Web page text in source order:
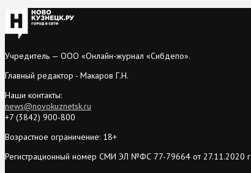
Учредитель — ООО «Онлайн-журнал «Сибдепо».
Главный редактор - Макаров Г.Н.
Наши контакты:
news@novokuznetsk.ru
+7 (3842) 900-800
Возрастное ограничение: 18+
Регистрационный номер СМИ ЭЛ №ФС 77-79664 от 27.11.2020